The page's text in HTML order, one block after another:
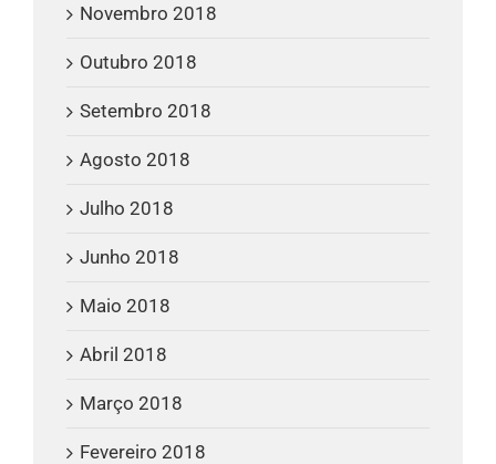
Novembro 2018
Outubro 2018
Setembro 2018
Agosto 2018
Julho 2018
Junho 2018
Maio 2018
Abril 2018
Março 2018
Fevereiro 2018